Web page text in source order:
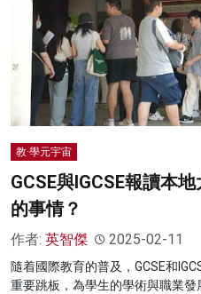
教·學元宇宙
GCSE與IGCSE報讀本
的事情？
作者: 英智傑 2025-02-11
隨着國際教育的普及，GCSE和
重要跳板，為學生的學術與職業